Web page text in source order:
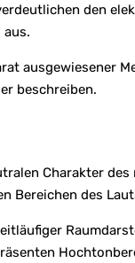
den
aus.
ausgewiesener
beschreiben.
Charakter
Bereichen des